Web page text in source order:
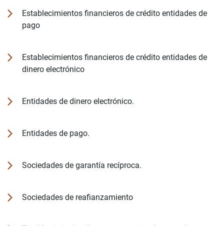
Establecimientos financieros de crédito entidades de
pago
Establecimientos financieros de crédito entidades de
dinero electrónico
Entidades de dinero electrónico.
Entidades de pago.
Sociedades de garantía recíproca.
Sociedades de reafianzamiento